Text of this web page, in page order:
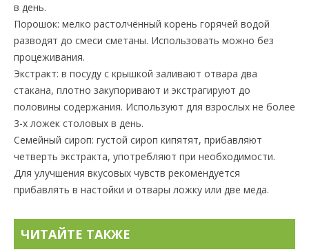
в день.
Порошок: мелко растолчённый корень горячей водой
разводят до смеси сметаны. Использовать можно без
процеживания.
Экстракт: в посуду с крышкой заливают отвара два
стакана, плотно закупоривают и экстрагируют до
половины содержания. Используют для взрослых не более
3-х ложек столовых в день.
Семейный сироп: густой сироп кипятят, прибавляют
четверть экстракта, употребляют при необходимости.
Для улучшения вкусовых чувств рекомендуется
прибавлять в настойки и отвары ложку или две меда.
ЧИТАЙТЕ ТАКЖЕ